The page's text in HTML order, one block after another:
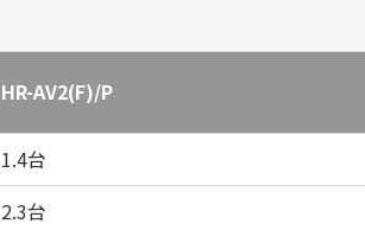
HR-AV2(F)/P
1.4台
2.3台